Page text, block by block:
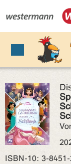
ISBN‑10: 3-